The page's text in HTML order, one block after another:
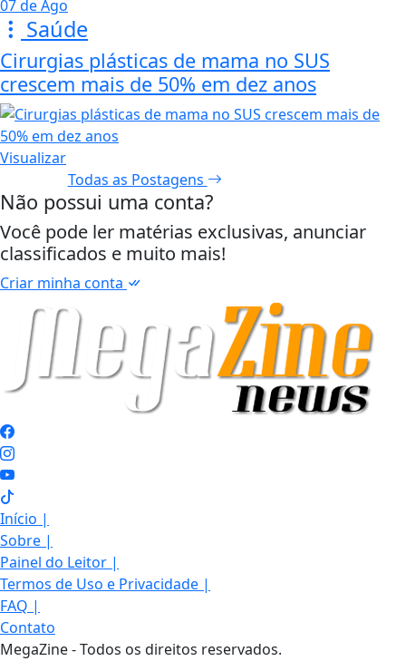
07 de Ago
Saúde
Cirurgias plásticas de mama no SUS
crescem mais de 50% em dez anos
Visualizar
Todas as Postagens
Não possui uma conta?
Você pode ler matérias exclusivas, anunciar
classificados e muito mais!
Criar minha conta
Início |
Sobre |
Painel do Leitor |
Termos de Uso e Privacidade |
FAQ |
Contato
MegaZine - Todos os direitos reservados.